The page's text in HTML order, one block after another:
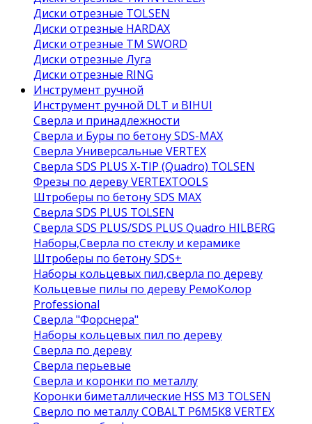
Диски отрезные TOLSEN
Диски отрезные HARDAX
Диски отрезные ТМ SWORD
Диски отрезные Луга
Диски отрезные RING
Инструмент ручной
Инструмент ручной DLT и BIHUI
Сверла и принадлежности
Сверла и Буры по бетону SDS-MAX
Сверла Универсальные VERTEX
Сверла SDS PLUS X-TIP (Quadro) TOLSEN
Фрезы по дереву VERTEXTOOLS
Штроберы по бетону SDS MAX
Сверла SDS PLUS TOLSEN
Сверла SDS PLUS/SDS PLUS Quadro HILBERG
Наборы,Сверла по стеклу и керамике
Штроберы по бетону SDS+
Наборы кольцевых пил,сверла по дереву
Кольцевые пилы по дереву РемоКолор
Professional
Сверла "Форснера"
Наборы кольцевых пил по дереву
Сверла по дереву
Сверла перьевые
Сверла и коронки по металлу
Коронки биметаллические HSS M3 TOLSEN
Сверло по металлу COBALT Р6М5К8 VERTEX